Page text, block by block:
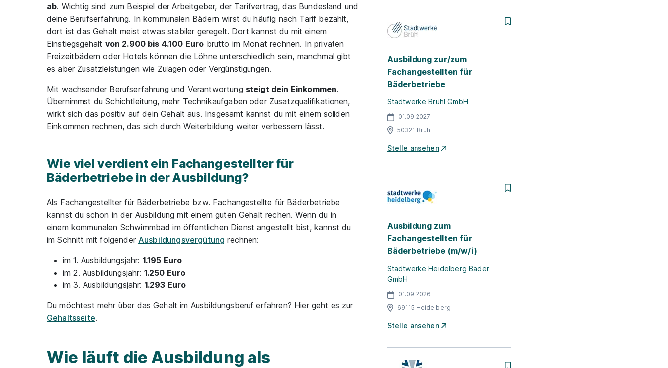
ab. Wichtig sind zum Beispiel der Arbeitgeber, der Tarifvertrag, das Bundesland und
deine Berufserfahrung. In kommunalen Bädern wirst du häufig nach Tarif bezahlt,
dort ist das Gehalt meist etwas stabiler geregelt. Dort kannst du mit einem
Einstiegsgehalt von 2.900 bis 4.100 Euro brutto im Monat rechnen. In privaten
Freizeitbädern oder Hotels können die Löhne unterschiedlich sein, manchmal gibt
es aber Zusatzleistungen wie Zulagen oder Vergünstigungen.
Mit wachsender Berufserfahrung und Verantwortung steigt dein Einkommen.
Übernimmst du Schichtleitung, mehr Technikaufgaben oder Zusatzqualifikationen,
wirkt sich das positiv auf dein Gehalt aus. Insgesamt kannst du mit einem soliden
Einkommen rechnen, das sich durch Weiterbildung weiter verbessern lässt.
Wie viel verdient ein Fachangestellter für
Bäderbetriebe in der Ausbildung?
Als Fachangestellter für Bäderbetriebe bzw. Fachangestellte für Bäderbetriebe
kannst du schon in der Ausbildung mit einem guten Gehalt rechen. Wenn du in
einem kommunalen Schwimmbad im öffentlichen Dienst angestellt bist, kannst du
im Schnitt mit folgender Ausbildungsvergütung rechnen:
im 1. Ausbildungsjahr: 1.195 Euro
im 2. Ausbildungsjahr: 1.250 Euro
im 3. Ausbildungsjahr: 1.293 Euro
Du möchtest mehr über das Gehalt im Ausbildungsberuf erfahren? Hier geht es zur
Gehaltsseite.
Wie läuft die Ausbildung als
Ausbildung zur/zum
Fachangestellten für
Bäderbetriebe
Stadtwerke Brühl GmbH
01.09.2027
50321 Brühl
Stelle ansehen
Ausbildung zum
Fachangestellten für
Bäderbetriebe (m/w/i)
Stadtwerke Heidelberg Bäder
GmbH
01.09.2026
69115 Heidelberg
Stelle ansehen